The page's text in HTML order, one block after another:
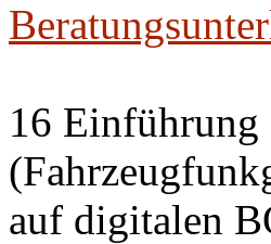
16 Einführung
auf digitalen